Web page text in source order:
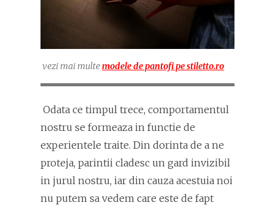
vezi mai multemodele de pantofi pe stiletto.ro
Odata ce timpul trece, comportamentul
nostru se formeaza in functie de
experientele traite. Din dorinta de a ne
proteja, parintii cladesc un gard invizibil
in jurul nostru, iar din cauza acestuia noi
nu putem sa vedem care este de fapt